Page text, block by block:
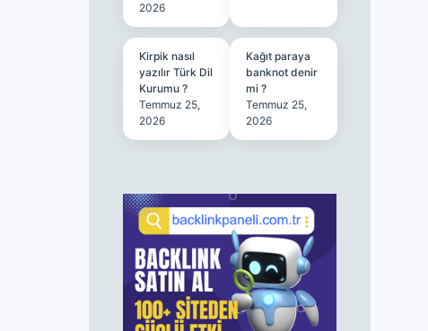
2026
Kirpik nasıl
yazılır Türk Dil
Kurumu ?
Temmuz 25,
2026
Kağıt paraya
banknot denir
mi ?
Temmuz 25,
2026